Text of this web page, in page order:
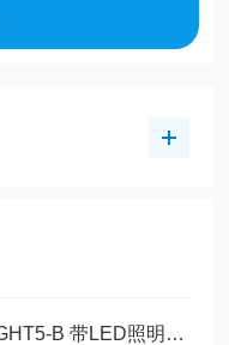
OTSUKA OPTICS大冢光学OLIGHT5-B 带LED照明台式放大镜产品详情玉科原装供应